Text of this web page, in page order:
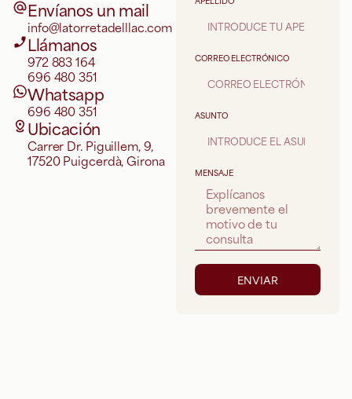
Envíanos un mail
info@latorretadelllac.com
Llámanos
972 883 164
696 480 351
Whatsapp
696 480 351
Ubicación
Carrer Dr. Piguillem, 9,
17520 Puigcerdà, Girona
CORREO ELECTRÓNICO
ASUNTO
MENSAJE
ENVIAR